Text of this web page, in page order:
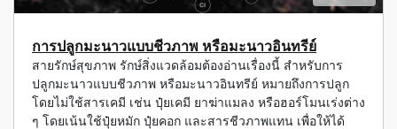
การปลูกมะนาวแบบชีวภาพ หรือมะนาวอินทรีย์
สายรักษ์สุขภาพ รักษ์สิ่งแวดล้อมต้องอ่านเรื่องนี้ สำหรับการ
ปลูกมะนาวแบบชีวภาพ หรือมะนาวอินทรีย์ หมายถึงการปลูก
โดยไม่ใช้สารเคมี เช่น ปุ๋ยเคมี ยาฆ่าแมลง หรือฮอร์โมนเร่งต่าง
ๆ โดยเน้นใช้ปุ๋ยหมัก ปุ๋ยคอก และสารชีวภาพแทน เพื่อให้ได้